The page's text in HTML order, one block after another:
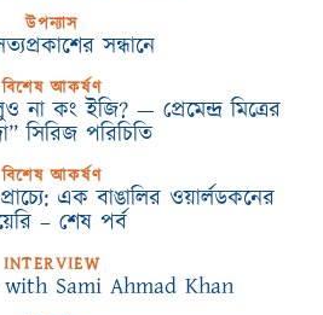
উপন্যাস
সন্ধানে
বিশেষ আকর্ষণ
না কং ইজি? — প্রেমেন্দ্র মিত্রের
সিরিজ পরিচিতি
বিশেষ আকর্ষণ
এক বাঙালির ওয়ার্লডকনের
– শেষ পর্ব
INTERVIEW
Sami Ahmad Khan